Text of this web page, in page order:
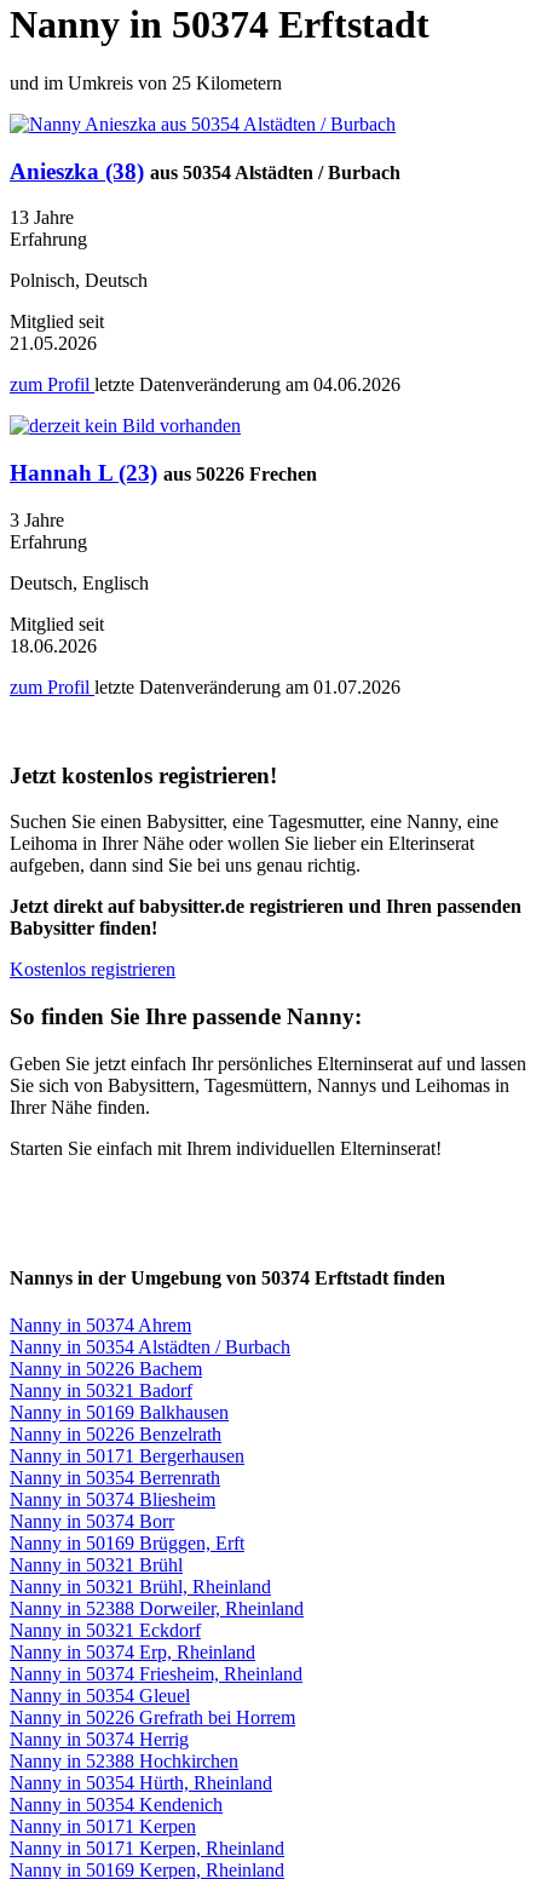
Nanny in 50374 Erftstadt
und im Umkreis von 25 Kilometern
Anieszka (38) aus 50354 Alstädten / Burbach
13 Jahre
Erfahrung
Polnisch, Deutsch
Mitglied seit
21.05.2026
zum Profil letzte Datenveränderung am 04.06.2026
Hannah L (23) aus 50226 Frechen
3 Jahre
Erfahrung
Deutsch, Englisch
Mitglied seit
18.06.2026
zum Profil letzte Datenveränderung am 01.07.2026
Jetzt kostenlos registrieren!
Suchen Sie einen Babysitter, eine Tagesmutter, eine Nanny, eine
Leihoma in Ihrer Nähe oder wollen Sie lieber ein Elterinserat
aufgeben, dann sind Sie bei uns genau richtig.
Jetzt direkt auf babysitter.de registrieren und Ihren passenden
Babysitter finden!
Kostenlos registrieren
So finden Sie Ihre passende Nanny:
Geben Sie jetzt einfach Ihr persönliches Elterninserat auf und lassen
Sie sich von Babysittern, Tagesmüttern, Nannys und Leihomas in
Ihrer Nähe finden.
Starten Sie einfach mit Ihrem individuellen Elterninserat!
Nannys in der Umgebung von 50374 Erftstadt finden
Nanny in 50374 Ahrem
Nanny in 50354 Alstädten / Burbach
Nanny in 50226 Bachem
Nanny in 50321 Badorf
Nanny in 50169 Balkhausen
Nanny in 50226 Benzelrath
Nanny in 50171 Bergerhausen
Nanny in 50354 Berrenrath
Nanny in 50374 Bliesheim
Nanny in 50374 Borr
Nanny in 50169 Brüggen, Erft
Nanny in 50321 Brühl
Nanny in 50321 Brühl, Rheinland
Nanny in 52388 Dorweiler, Rheinland
Nanny in 50321 Eckdorf
Nanny in 50374 Erp, Rheinland
Nanny in 50374 Friesheim, Rheinland
Nanny in 50354 Gleuel
Nanny in 50226 Grefrath bei Horrem
Nanny in 50374 Herrig
Nanny in 52388 Hochkirchen
Nanny in 50354 Hürth, Rheinland
Nanny in 50354 Kendenich
Nanny in 50171 Kerpen
Nanny in 50171 Kerpen, Rheinland
Nanny in 50169 Kerpen, Rheinland